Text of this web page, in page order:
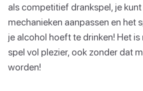
als competitief drankspel, je
mechanieken aanpassen en het
je alcohol hoeft te drinken! Het
spel vol plezier, ook zonder dat
worden!